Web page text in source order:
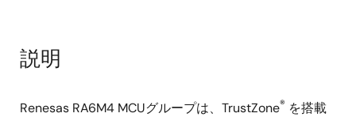
説明
Renesas RA6M4 MCUグループは、TrustZone® を搭載